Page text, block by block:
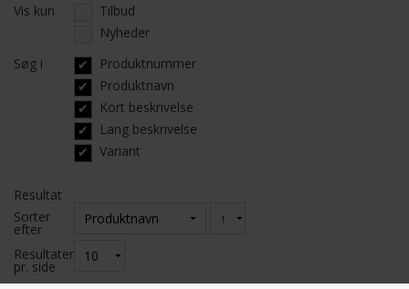
Vis kun
Tilbud
Nyheder
Søg i
Produktnummer
Produktnavn
Kort beskrivelse
Lang beskrivelse
Variant
Resultat
Sorter
efter
Resultater
pr. side